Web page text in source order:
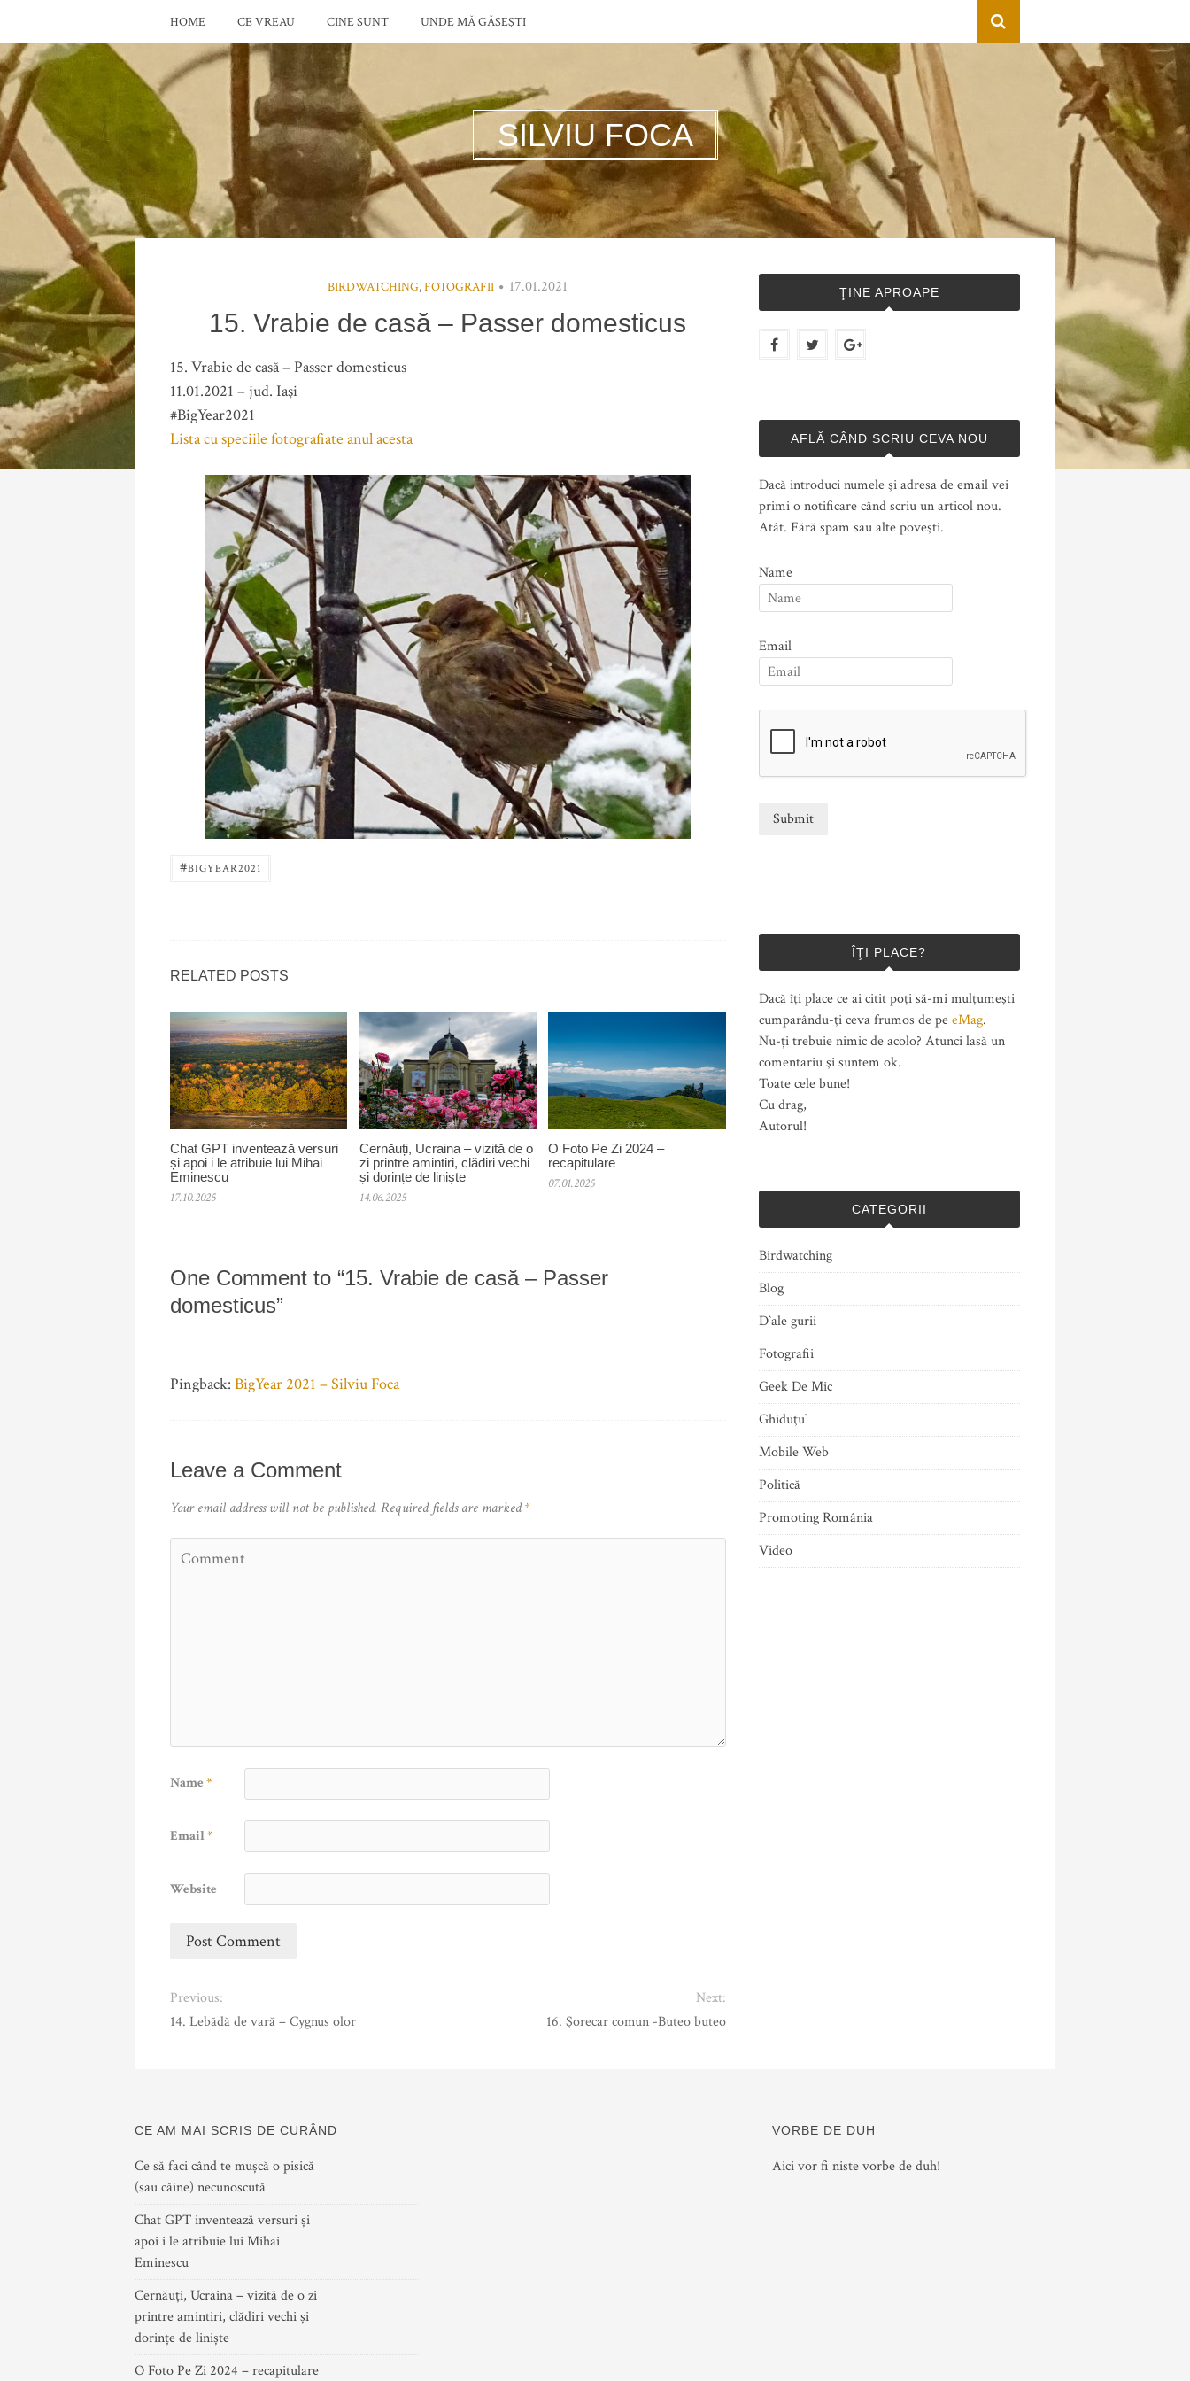
HOME CE VREAU CINE SUNT UNDE MĂ GĂSEŞTI
SILVIU FOCA
BIRDWATCHING,FOTOGRAFII 17.01.2021
15. Vrabie de casă – Passer domesticus
15. Vrabie de casă – Passer domesticus
11.01.2021 – jud. Iaşi
#BigYear2021
Lista cu speciile fotografiate anul acesta
#BIGYEAR2021
RELATED POSTS
Chat GPT inventează versuri
și apoi i le atribuie lui Mihai
Eminescu
17.10.2025
Cernăuți, Ucraina – vizită de o
zi printre amintiri, clădiri vechi
și dorințe de liniște
14.06.2025
O Foto Pe Zi 2024 –
recapitulare
07.01.2025
One Comment to “15. Vrabie de casă – Passer
domesticus”
Pingback: BigYear 2021 – Silviu Foca
Leave a Comment
Your email address will not be published. Required fields are marked*
Name *
Email*
Website
Previous:
14. Lebădă de vară – Cygnus olor
Next:
16. Şorecar comun -Buteo buteo
ŢINE APROAPE
AFLĂ CÂND SCRIU CEVA NOU
Dacă introduci numele şi adresa de email vei
primi o notificare când scriu un articol nou.
Atât. Fără spam sau alte poveşti.
Name
Email
ÎŢI PLACE?
Dacă îţi place ce ai citit poţi să-mi mulţumeşti
cumparându-ţi ceva frumos de peeMag.
Nu-ți trebuie nimic de acolo? Atunci lasă un
comentariu şi suntem ok.
Toate cele bune!
Cu drag,
Autorul!
CATEGORII
Birdwatching
Blog
D`ale gurii
Fotografii
Geek De Mic
Ghiduţu`
Mobile Web
Politică
Promoting România
Video
CE AM MAI SCRIS DE CURÂND
Ce să faci când te mușcă o pisică
(sau câine) necunoscută
Chat GPT inventează versuri și
apoi i le atribuie lui Mihai
Eminescu
Cernăuți, Ucraina – vizită de o zi
printre amintiri, clădiri vechi și
dorințe de liniște
O Foto Pe Zi 2024 – recapitulare
VORBE DE DUH
Aici vor fi niste vorbe de duh!